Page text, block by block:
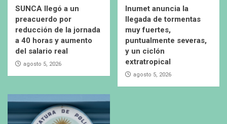
SUNCA llegó a un
preacuerdo por
reducción de la jornada
a 40 horas y aumento
del salario real
agosto 5, 2026
Inumet anuncia la
llegada de tormentas
muy fuertes,
puntualmente severas,
y un ciclón
extratropical
agosto 5, 2026